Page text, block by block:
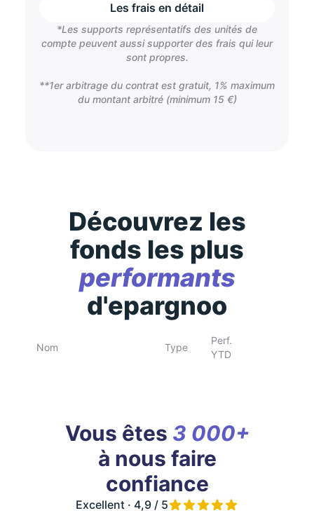
Les frais en détail
*Les supports représentatifs des unités de
compte peuvent aussi supporter des frais qui leur
sont propres.
**1er arbitrage du contrat est gratuit, 1% maximum
du montant arbitré (minimum 15 €)
Découvrez les
fonds les plus
performants
d'epargnoo
Nom Type
Perf.
YTD
Vous êtes 3 000+
à nous faire
confiance
Excellent · 4,9 / 5